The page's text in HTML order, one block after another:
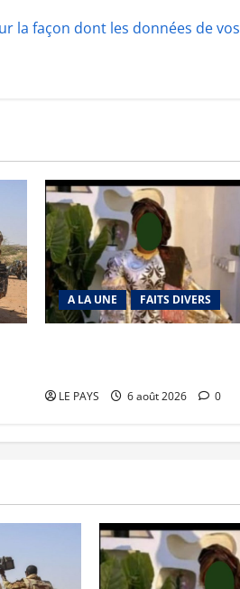
la façon dont les données de vos
A LA UNE FAITS DIVERS
LE PAYS 6 août 2026 0